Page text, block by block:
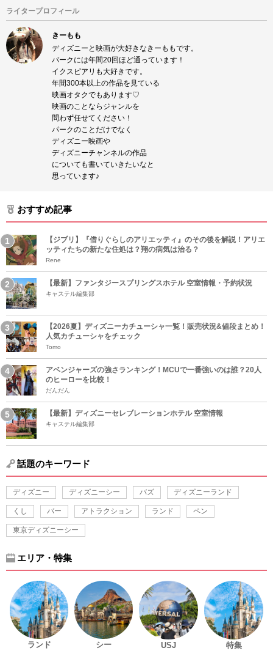
ライタープロフィール
きーもも
ディズニーと映画が大好きなきーももです。
パークには年間20回ほど通っています！
イクスピアリも大好きです。
年間300本以上の作品を見ている
映画オタクでもあります♡
映画のことならジャンルを
問わず任せてください！
パークのことだけでなく
ディズニー映画や
ディズニーチャンネルの作品
についても書いていきたいなと
思っています♪
おすすめ記事
【ジブリ】『借りぐらしのアリエッティ』のその後を解説！アリエ
ッティたちの新たな住処は？翔の病気は治る？
Rene
【最新】ファンタジースプリングスホテル 空室情報・予約状況
キャステル編集部
【2026夏】ディズニーカチューシャ一覧！販売状況&値段まとめ！
人気カチューシャをチェック
Tomo
アベンジャーズの強さランキング！MCUで一番強いのは誰？20人
のヒーローを比較！
だんだん
【最新】ディズニーセレブレーションホテル 空室情報
キャステル編集部
話題のキーワード
ディズニー ディズニーシー バズ ディズニーランド
くし バー アトラクション ランド ペン
東京ディズニーシー
エリア・特集
ランド シー USJ 特集